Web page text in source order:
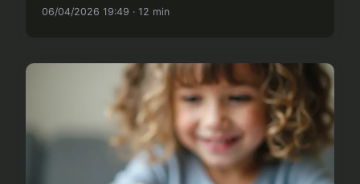
06/04/2026 19:49 · 12 min